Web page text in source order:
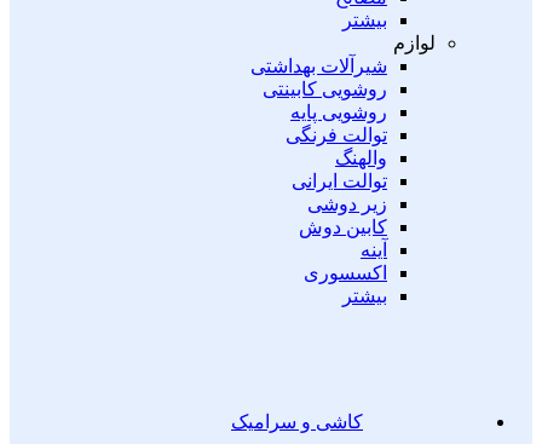
بیشتر
لوازم
شیرآلات بهداشتی
روشویی کابینتی
روشویی پایه
توالت فرنگی
والهنگ
توالت ایرانی
زیر دوشی
کابین دوش
آینه
اکسسوری
بیشتر
کاشی و سرامیک